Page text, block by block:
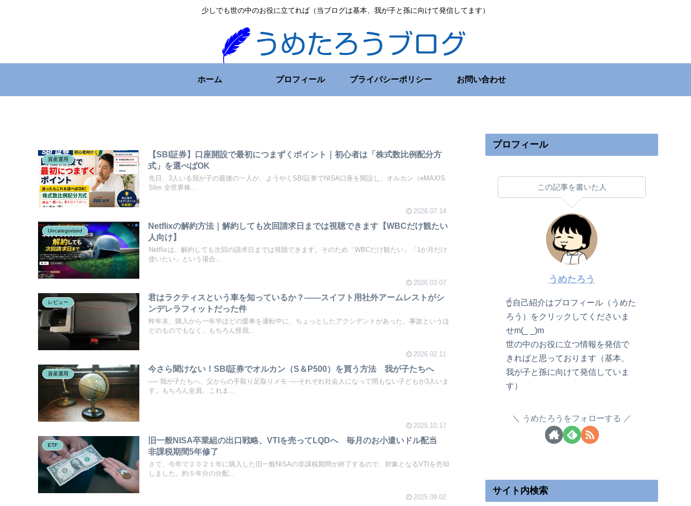
少しでも世の中のお役に立てれば（当ブログは基本、我が子と孫に向けて発信してます）
ホーム プロフィール プライバシーポリシー お問い合わせ
資産運用
【SBI証券】口座開設で最初につまずくポイント｜初心者は「株式数比例配分方
式」を選べばOK
先日、3人いる我が子の最後の一人が、ようやくSBI証券でNISA口座を開設し、オルカン（eMAXIS
Slim 全世界株...
2026.07.14
Uncategorized
Netflixの解約方法｜解約しても次回請求日までは視聴できます【WBCだけ観たい
人向け】
Netflixは、解約しても次回の請求日までは視聴できます。そのため「WBCだけ観たい」「1か月だけ
使いたい」という場合...
2026.03.07
レビュー
君はラクティスという車を知っているか？――スイフト用社外アームレストがシ
ンデレラフィットだった件
昨年末、購入から一年半ほどの愛車を運転中に、ちょっとしたアクシデントがあった。事故というほ
どのものでもなく、もちろん怪我...
2026.02.11
資産運用
今さら聞けない！SBI証券でオルカン（S＆P500）を買う方法 我が子たちへ
── 我が子たちへ、父からの手取り足取りメモ ──それぞれ社会人になって間もない子どもが3人いま
す。もちろん全員、これま...
2025.10.17
ETF
旧一般NISA卒業組の出口戦略、VTIを売ってLQDへ 毎月のお小遣いドル配当
非課税期間5年修了
さて、今年で２０２１年に購入した旧一般NISAの非課税期間が終了するので、対象となるVTIを売却
しました。約５年分の分配...
2025.09.02
プロフィール
この記事を書いた人
うめたろう
☝自己紹介はプロフィール（うめた
ろう）をクリックしてくださいま
せm(_ _)m
世の中のお役に立つ情報を発信で
きればと思っております（基本、
我が子と孫に向けて発信していま
す）
うめたろうをフォローする
サイト内検索